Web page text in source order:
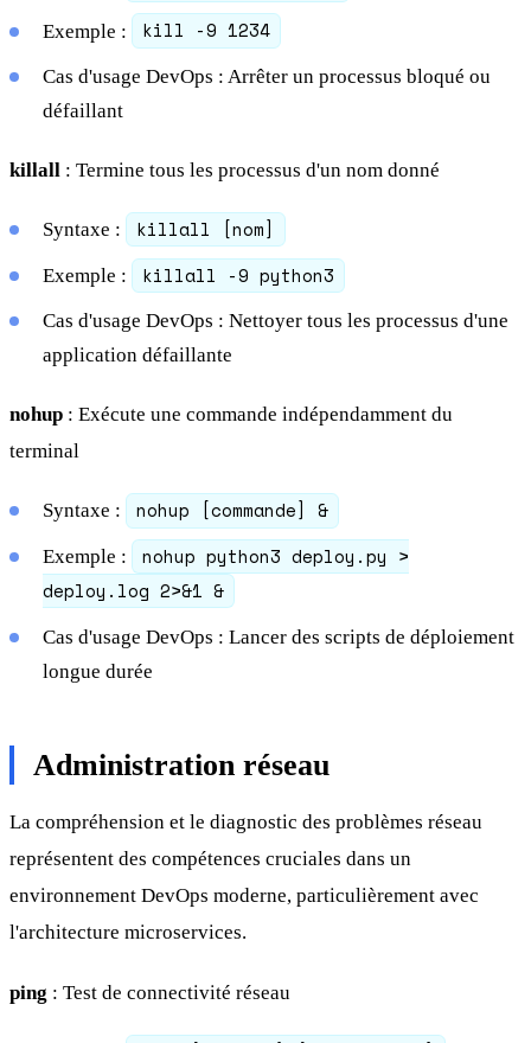
Exemple : kill -9 1234
Cas d'usage DevOps : Arrêter un processus bloqué ou
défaillant
killall : Termine tous les processus d'un nom donné
Syntaxe : killall [nom]
Exemple : killall -9 python3
Cas d'usage DevOps : Nettoyer tous les processus d'une
application défaillante
nohup : Exécute une commande indépendamment du
terminal
Syntaxe : nohup [commande] &
Exemple :
nohup python3 deploy.py >
deploy.log 2>&1 &
Cas d'usage DevOps : Lancer des scripts de déploiement
longue durée
Administration réseau
La compréhension et le diagnostic des problèmes réseau
représentent des compétences cruciales dans un
environnement DevOps moderne, particulièrement avec
l'architecture microservices.
ping : Test de connectivité réseau